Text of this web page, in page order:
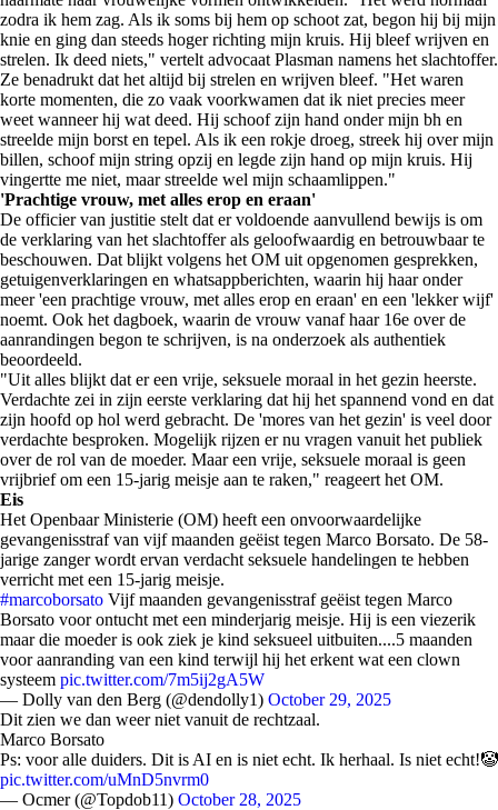
zodra ik hem zag. Als ik soms bij hem op schoot zat, begon hij bij mijn
knie en ging dan steeds hoger richting mijn kruis. Hij bleef wrijven en
strelen. Ik deed niets," vertelt advocaat Plasman namens het slachtoffer.
Ze benadrukt dat het altijd bij strelen en wrijven bleef. "Het waren
korte momenten, die zo vaak voorkwamen dat ik niet precies meer
weet wanneer hij wat deed. Hij schoof zijn hand onder mijn bh en
streelde mijn borst en tepel. Als ik een rokje droeg, streek hij over mijn
billen, schoof mijn string opzij en legde zijn hand op mijn kruis. Hij
vingertte me niet, maar streelde wel mijn schaamlippen."
'Prachtige vrouw, met alles erop en eraan'
De officier van justitie stelt dat er voldoende aanvullend bewijs is om
de verklaring van het slachtoffer als geloofwaardig en betrouwbaar te
beschouwen. Dat blijkt volgens het OM uit opgenomen gesprekken,
getuigenverklaringen en whatsappberichten, waarin hij haar onder
meer 'een prachtige vrouw, met alles erop en eraan' en een 'lekker wijf'
noemt. Ook het dagboek, waarin de vrouw vanaf haar 16e over de
aanrandingen begon te schrijven, is na onderzoek als authentiek
beoordeeld.
"Uit alles blijkt dat er een vrije, seksuele moraal in het gezin heerste.
Verdachte zei in zijn eerste verklaring dat hij het spannend vond en dat
zijn hoofd op hol werd gebracht. De 'mores van het gezin' is veel door
verdachte besproken. Mogelijk rijzen er nu vragen vanuit het publiek
over de rol van de moeder. Maar een vrije, seksuele moraal is geen
vrijbrief om een 15-jarig meisje aan te raken," reageert het OM.
Eis
Het Openbaar Ministerie (OM) heeft een onvoorwaardelijke
gevangenisstraf van vijf maanden geëist tegen Marco Borsato. De 58-
jarige zanger wordt ervan verdacht seksuele handelingen te hebben
verricht met een 15-jarig meisje.
#marcoborsato Vijf maanden gevangenisstraf geëist tegen Marco
Borsato voor ontucht met een minderjarig meisje. Hij is een viezerik
maar die moeder is ook ziek je kind seksueel uitbuiten....5 maanden
voor aanranding van een kind terwijl hij het erkent wat een clown
systeem pic.twitter.com/7m5ij2gA5W
— Dolly van den Berg (@dendolly1) October 29, 2025
Dit zien we dan weer niet vanuit de rechtzaal.
Marco Borsato
Ps: voor alle duiders. Dit is AI en is niet echt. Ik herhaal. Is niet echt!🤡
pic.twitter.com/uMnD5nvrm0
— Ocmer (@Topdob11) October 28, 2025